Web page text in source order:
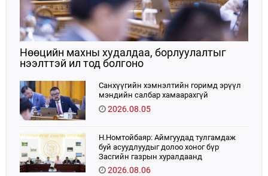
Нөөцийн махны худалдаа, борлуулалтыг
нээлттэй ил тод болгоно
Санхүүгийн хэмнэлтийн горимд эрүүл
мэндийн салбар хамаарахгүй
2026.08.05
Н.Номтойбаяр: Аймгуудад тулгамдаж
буй асуудлуудыг долоо хоног бүр
Засгийн газрын хуралдаанд
танилцуулж, шийдвэрлүүлнэ
2026.08.06